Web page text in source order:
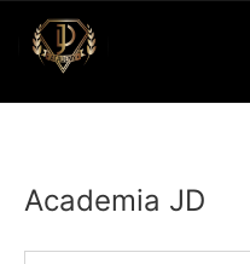
Academia JD